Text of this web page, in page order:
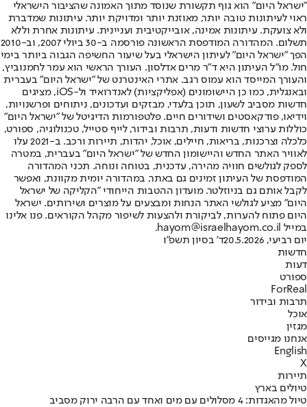
"ישראל היום" הוא גוף תקשורת שנוסד מתוך האמונה שהציבור הישראלי
ראוי לעיתונות טובה יותר, מאוזנת יותר ומדויקת יותר. עיתונות שמדברת
ולא צועקת. עיתונות אמינה, אובייקטיבית ועניינית. עיתונות אחרת וללא
תשלום. המהדורה המודפסת הראשונה פורסמה ב-30 ביולי 2007, וב-2010
הפך "ישראל היום" לעיתון הישראלי בעל שיעור החשיפה הגבוה ביותר בימי
חול. מו"ל העיתון היא ד"ר מרים אדלסון. העורך הראשי הוא עמר לחמנוביץ,
והעורך המייסד הוא עמוס רגב. אתרי האינטרנט של "ישראל היום" בעברית
ובאנגלית, כמו כן היישומונים (אפליקציות) לאנדרואיד ול-iOS, מציגים
חדשות מסביב לשעון, תוכן בלעדי, מבזקים ועדכונים, ניתוחים ופרשנויות,
וידיאו, פודקאסטים ושידורים חיים. פלטפורמות הדיגיטל של "ישראל היום"
כוללות ערוצי חדשות ודעות, תרבות ובידור, לייף סטייל, טכנולוגיה, ספורט,
כלכלה וצרכנות, בריאות, חיילים, אוכל, יהדות, תיירות ורכב. ב-2021 עלו
לאוויר האתר החדש והיישומון החדש של "ישראל היום" בעברית, במטרה
לספק לגולשים חוויה מהירה, עדכנית, בטוחה ונוחה. תכני המהדורה
המודפסת של העיתון זמינים גם באתר, במהדורה יומית מקוונת, ואפשר
לקבל אותם גם בניוזלטר. מועדון ההטבות הייחודי "הקליקה של ישראל
היום" מציע לגולשי האתר הנחות ומבצעים על מוצרים ושירותים. ישראל
היום פתוח להערות, לביקורת ולהצעות לשיפור מקהל הקוראים. פנו אלינו
במייל hayom@israelhayom.co.il.
יום רביעי, 20.5.2026
ד' בסיון תשפ"ו
חדשות
דעות
ספורט
ForReal
תרבות ובידור
אוכל
מגזין
אנחנו מגייסים
English
X
תיירות
טיולים בארץ
טיול מהאגדות: 4 מסלולים עם מים ואחד עם הרבה ירוק מסביב